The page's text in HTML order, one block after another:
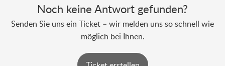
Noch keine Antwort gefunden?
Senden Sie uns ein Ticket – wir melden uns so schnell wie
möglich bei Ihnen.